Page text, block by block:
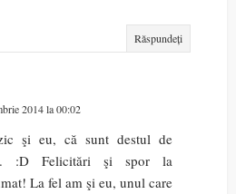
Răspundeți
2014 la 00:02
şi eu, că sunt destul de
:D Felicitări şi spor la
La fel am şi eu, unul care